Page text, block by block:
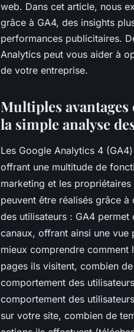
web. Dans cet article, nous
grâce à GA4, des insights
performances publicitaires.
Analytics peut vous aider à
de votre entreprise.
Multiples
la simple analyse
Les Google Analytics 4
offrant une multitude de
marketing et les
peuvent être réalisés grâce
des utilisateurs : GA4
canaux, offrant ainsi une
mieux comprendre comment
pages ils visitent, combien
comportement des
comportement des
sur votre site, combien de